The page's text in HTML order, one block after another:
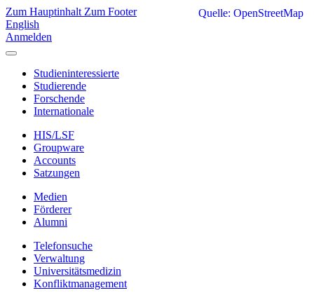
Zum Hauptinhalt Zum Footer
English
Anmelden
Studieninteressierte
Studierende
Forschende
Internationale
HIS/LSF
Groupware
Accounts
Satzungen
Medien
Förderer
Alumni
Telefonsuche
Verwaltung
Universitätsmedizin
Konfliktmanagement
Quelle: OpenStreetMap